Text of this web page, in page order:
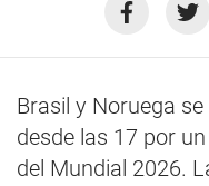
Brasil y Noruega
desde las 17 por
del Mundial 2026.